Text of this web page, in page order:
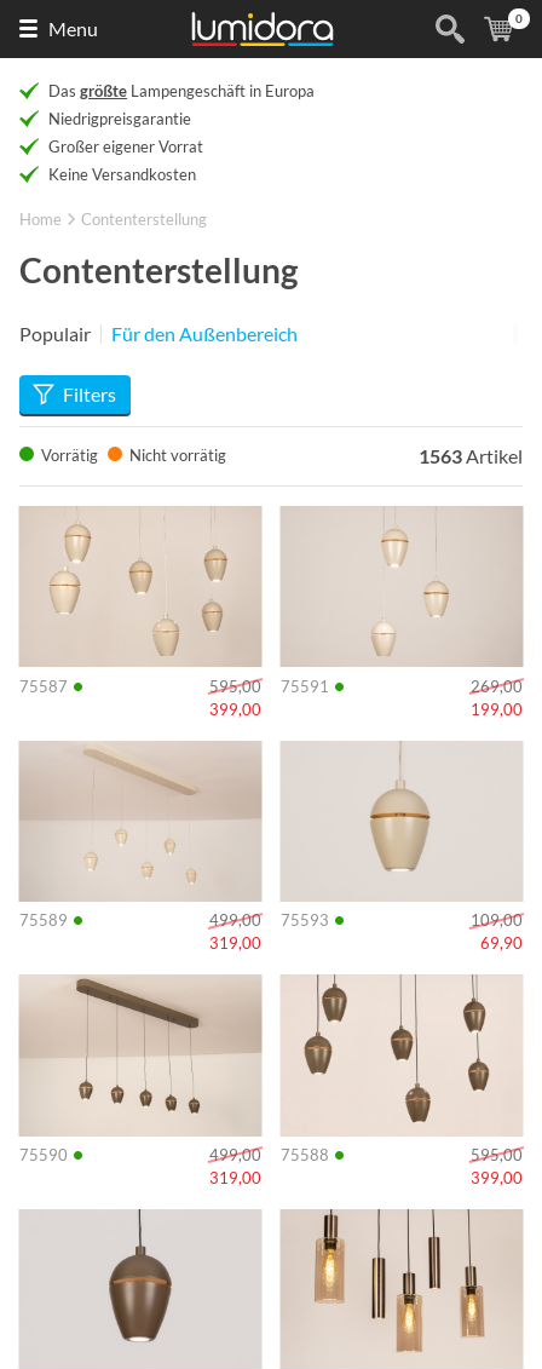
Menu (
0
Das größte Lampengeschäft in Europa
Niedrigpreisgarantie
Großer eigener Vorrat
Keine Versandkosten
Home Contenterstellung
Contenterstellung
Populair Für den Außenbereich
Filters
Vorrätig Nicht vorrätig 1563Artikel
75587 •
595,00
399,00
Info
75591 •
269,00
199,00
Info
75589 •
499,00
319,00
Info
75593 •
109,00
69,90
Info
75590 •
499,00
319,00
Info
75588 •
595,00
399,00
Info
Info Info